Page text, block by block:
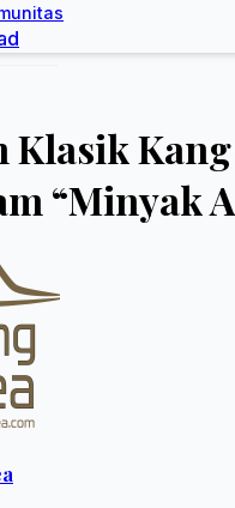
Klasik
“Minyak